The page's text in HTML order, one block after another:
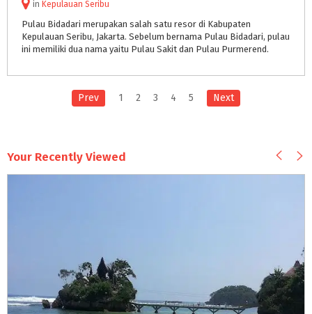
in Kepulauan Seribu
Pulau Bidadari merupakan salah satu resor di Kabupaten
Kepulauan Seribu, Jakarta. Sebelum bernama Pulau Bidadari, pulau
ini memiliki dua nama yaitu Pulau Sakit dan Pulau Purmerend.
Prev 1 2 3 4 5 Next
Your Recently Viewed